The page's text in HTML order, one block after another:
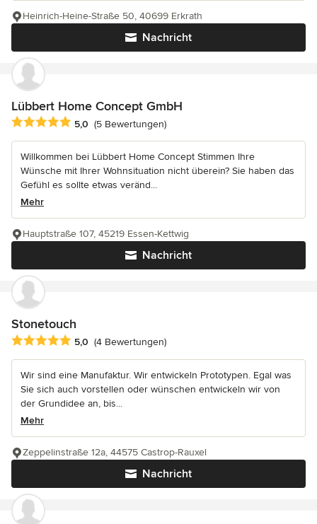
Nachricht
Heinrich-Heine-Straße 50, 40699 Erkrath
Lübbert Home Concept GmbH
Durchschnittliche Bewertung: 5 von 5 Sternen
5,0 (5 Bewertungen)
Willkommen bei Lübbert Home Concept Stimmen Ihre
Wünsche mit Ihrer Wohnsituation nicht überein? Sie haben das
Gefühl es sollte etwas veränd...
Mehr
Nachricht
Hauptstraße 107, 45219 Essen-Kettwig
Stonetouch
Durchschnittliche Bewertung: 5 von 5 Sternen
5,0 (4 Bewertungen)
Wir sind eine Manufaktur. Wir entwickeln Prototypen. Egal was
Sie sich auch vorstellen oder wünschen entwickeln wir von
der Grundidee an, bis...
Mehr
Nachricht
Zeppelinstraße 12a, 44575 Castrop-Rauxel